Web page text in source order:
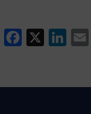
e
k
i